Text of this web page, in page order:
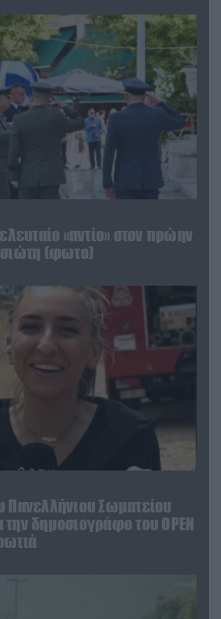
«αντίο» στον πρώην
(φωτο)
Πανελλήνιου Σωματείου
δημοσιογράφο του OPEN